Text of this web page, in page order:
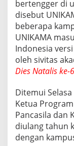
bertengger di
disebut
beberapa
UNIKAMA
Indonesia
oleh sivitas
Dies Natalis ke-
Ditemui
Ketua
Pancasila dan
diulang tahun
dengan